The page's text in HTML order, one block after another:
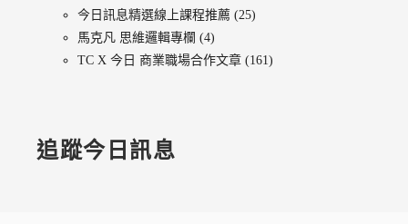
今日訊息精選線上課程推薦 (25)
馬克凡 思維邏輯專欄 (4)
TC X 今日 商業職場合作文章 (161)
追蹤今日訊息